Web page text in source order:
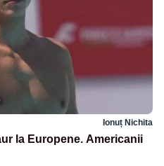
Ionuț Nichita
la Europene. Americanii